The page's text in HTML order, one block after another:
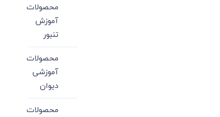
محصولات
آموزش
تنبور
محصولات
آموزشی
دیوان
محصولات